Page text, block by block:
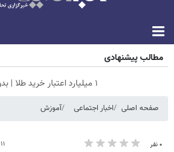
مطالب پیشنهادی
۱ میلیارد اعتبار خرید طلا | بدون ضامن و چک
صفحه اصلی اخبار اجتماعی آموزش
۰ نفر ۱۱ تیر ۱۳۹۷ - ۰۷:۴۶